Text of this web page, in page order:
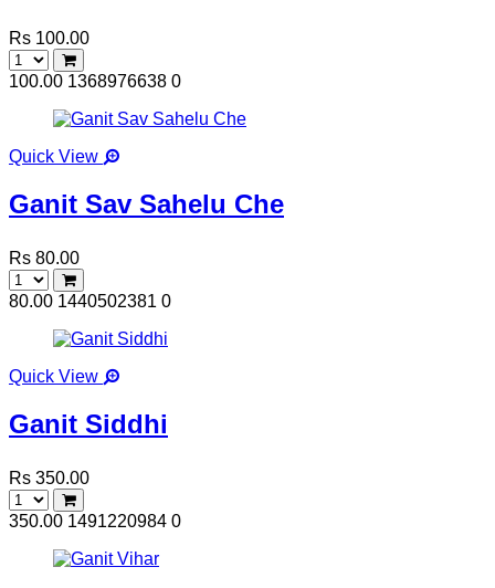
Rs 100.00
100.00 1368976638 0
Quick View
Ganit Sav Sahelu Che
Rs 80.00
80.00 1440502381 0
Quick View
Ganit Siddhi
Rs 350.00
350.00 1491220984 0